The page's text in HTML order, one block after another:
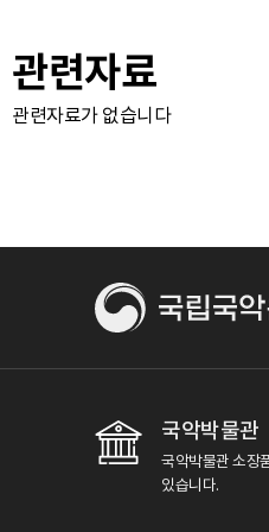
관련자료
관련자료가 없습니다
국악박물관
국악박물관 소장
있습니다.